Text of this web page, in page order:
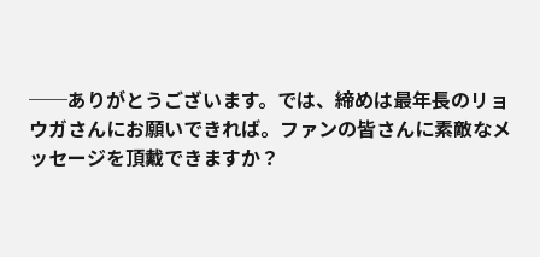
──ありがとうございます。では、締めは最年長のリョ
ウガさんにお願いできれば。ファンの皆さんに素敵なメ
ッセージを頂戴できますか？